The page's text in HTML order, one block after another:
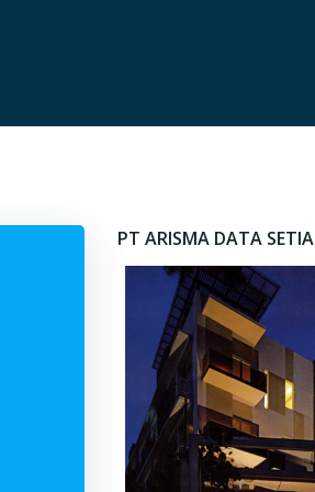
PT ARISMA DATA SETIA